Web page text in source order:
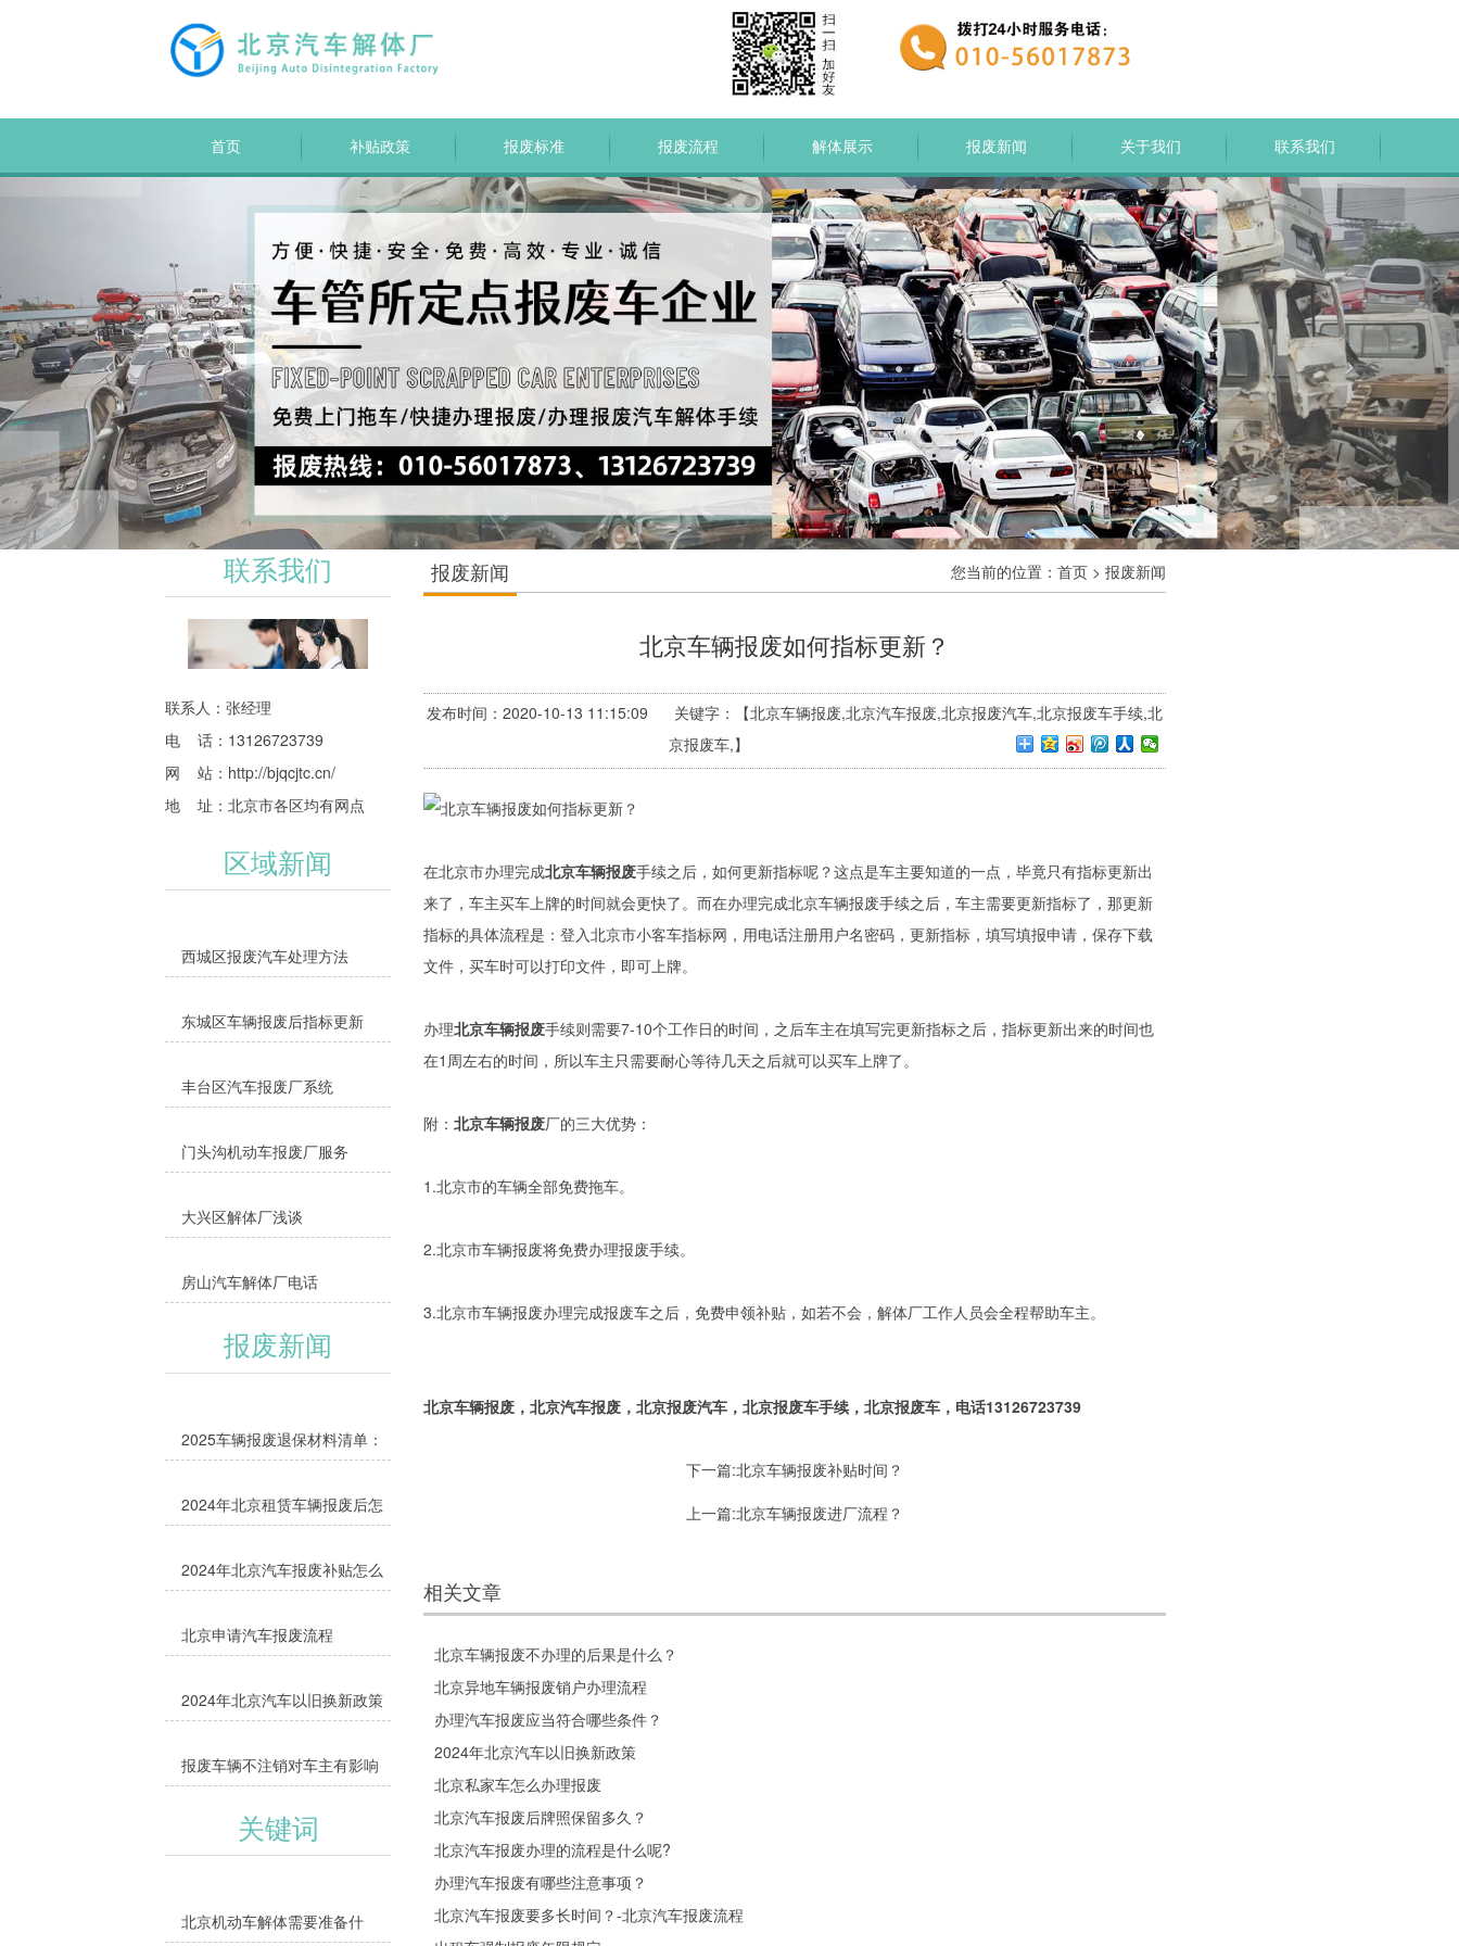
首页 补贴政策 报废标准 报废流程 解体展示 报废新闻 关于我们 联系我们
联系我们
联系人：张经理
电 话：13126723739
网 站： http://bjqcjtc.cn/
地 址：北京市各区均有网点
区域新闻
西城区报废汽车处理方法
东城区车辆报废后指标更新
丰台区汽车报废厂系统
门头沟机动车报废厂服务
大兴区解体厂浅谈
房山汽车解体厂电话
报废新闻
2025车辆报废退保材料清单：
法
2024年北京租赁车辆报废后怎
2024年北京汽车报废补贴怎么
北京申请汽车报废流程
2024年北京汽车以旧换新政策
报废车辆不注销对车主有影响
关键词
北京机动车解体需要准备什
报废新闻 您当前的位置： 首页 > 报废新闻
北京车辆报废如何指标更新？
发布时间：2020-10-13 11:15:09 关键字：【北京车辆报废,北京汽车报废,北京报废汽车,北京报废车手续,北
京报废车,】
在北京市办理完成北京车辆报废手续之后，如何更新指标呢？这点是车主要知道的一点，毕竟只有指标更新出
来了，车主买车上牌的时间就会更快了。而在办理完成北京车辆报废手续之后，车主需要更新指标了，那更新
指标的具体流程是：登入北京市小客车指标网，用电话注册用户名密码，更新指标，填写填报申请，保存下载
文件，买车时可以打印文件，即可上牌。
办理北京车辆报废手续则需要7-10个工作日的时间，之后车主在填写完更新指标之后，指标更新出来的时间也
在1周左右的时间，所以车主只需要耐心等待几天之后就可以买车上牌了。
附： 北京车辆报废厂的三大优势：
1.北京市的车辆全部免费拖车。
2.北京市车辆报废将免费办理报废手续。
3.北京市车辆报废办理完成报废车之后，免费申领补贴，如若不会，解体厂工作人员会全程帮助车主。
北京车辆报废，北京汽车报废，北京报废汽车，北京报废车手续，北京报废车，电话13126723739
下一篇:北京车辆报废补贴时间？
上一篇:北京车辆报废进厂流程？
相关文章
北京车辆报废不办理的后果是什么？
北京异地车辆报废销户办理流程
办理汽车报废应当符合哪些条件？
2024年北京汽车以旧换新政策
北京私家车怎么办理报废
北京汽车报废后牌照保留多久？
北京汽车报废办理的流程是什么呢?
办理汽车报废有哪些注意事项？
北京汽车报废要多长时间？-北京汽车报废流程